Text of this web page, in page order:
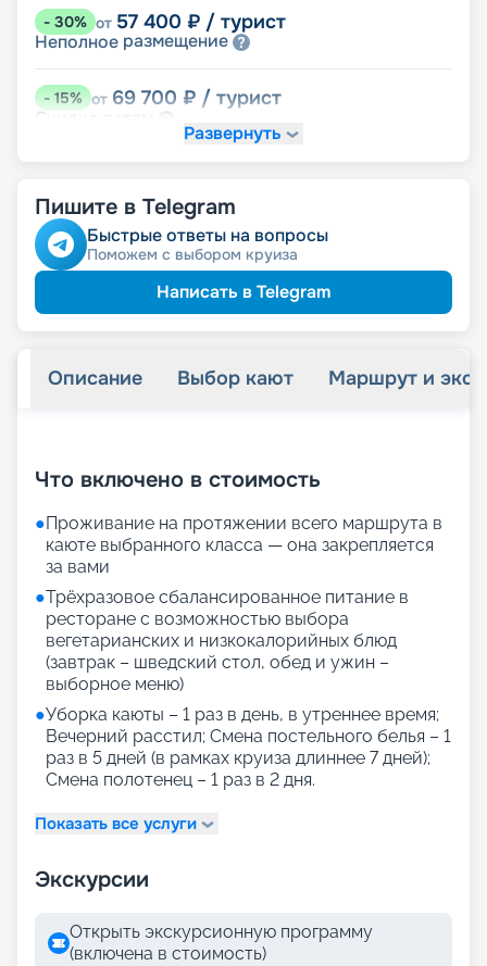
- 30% от 57 400 ₽ / турист
Неполное размещение
-15% от 69 700 ₽ / турист
Скидка
Скидка
пенсионерам
Скидка сотрудникам силовых
Скидкаветеранам
Скидка многодетнымсемьям
Развернуть
Пишите в Telegram
Быстрые ответы на вопросы
Поможем с выбором круиза
Написать в Telegram
Описание Выбор кают Маршрут и
Что включено в стоимость
●Проживание на протяжении всего маршрута в
каюте выбранного класса — она закрепляется
за вами
●Трёхразовое сбалансированное питание в
ресторане с возможностью выбора
вегетарианских и низкокалорийных блюд
(завтрак – шведский стол, обед и ужин –
выборное меню)
●Уборка каюты – 1 раз в день, в утреннее время;
Вечерний расстил; Смена постельного белья – 1
раз в 5 дней (в рамках круиза длиннее 7 дней);
Смена полотенец – 1 раз в 2 дня.
Показать все услуги
Экскурсии
Открыть экскурсионную программу
(включена в стоимость)